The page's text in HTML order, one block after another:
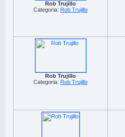
Rob Trujillo
Categoria: Rob Trujillo
Rob Trujillo
Categoria: Rob Trujillo